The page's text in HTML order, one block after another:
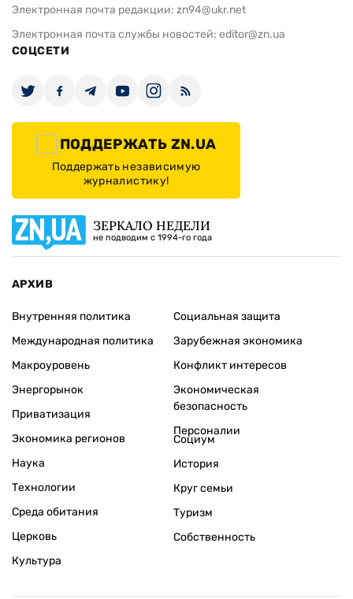
Электронная почта редакции: zn94@ukr.net
Электронная почта службы новостей: editor@zn.ua
СОЦСЕТИ
ПОДДЕРЖАТЬ ZN.UA
Поддержать независимую
журналистику!
ЗЕРКАЛО НЕДЕЛИ
не подводим с 1994-го года
АРХИВ
Внутренняя политика
Международная политика
Макроуровень
Энергорынок
Приватизация
Экономика регионов
Социальная защита
Зарубежная экономика
Конфликт интересов
Экономическая
безопасность
Персоналии
Наука
Технологии
Среда обитания
Церковь
Культура
Социум
История
Круг семьи
Туризм
Собственность